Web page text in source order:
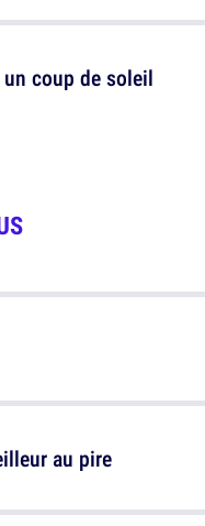
coup de soleil
au pire